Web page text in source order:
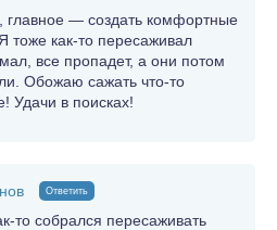
главное — создать комфортные
тоже как-то пересаживал
все пропадет, а они потом
Обожаю сажать что-то
Удачи в поисках!
Ответить
то собрался пересаживать